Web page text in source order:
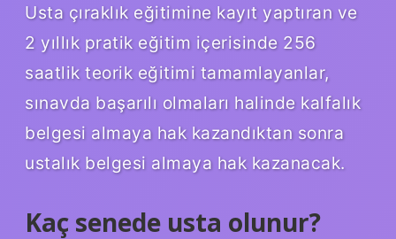
Usta çıraklık eğitimine kayıt yaptıran ve
2 yıllık pratik eğitim içerisinde 256
saatlik teorik eğitimi tamamlayanlar,
sınavda başarılı olmaları halinde kalfalık
belgesi almaya hak kazandıktan sonra
ustalık belgesi almaya hak kazanacak.
Kaç senede usta olunur?